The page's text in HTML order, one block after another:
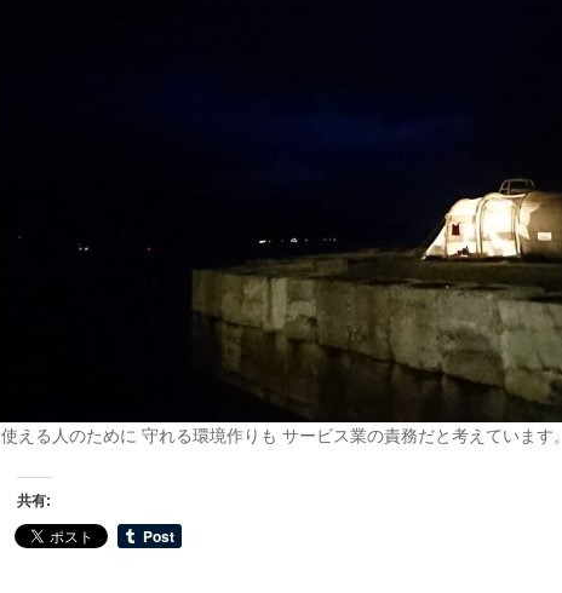
使える人のために 守れる環境作りも サービス業の責務だと考えています。
共有: